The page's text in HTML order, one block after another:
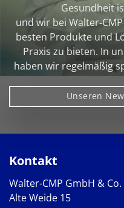
Gesundheit
und wir bei
besten Produkte und
Praxis zu bieten. In
haben wir regelmäßig
Unseren
Kontakt
Walter-CMP GmbH & Co.
Alte Weide 15